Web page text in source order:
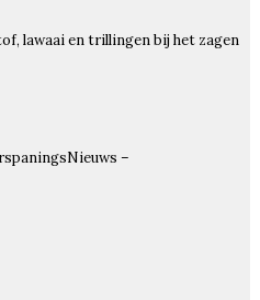
lawaai en trillingen bij het zagen
–